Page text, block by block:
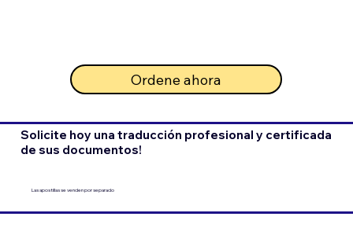
Ordene ahora
Solicite hoy una traducción profesional y certificada
de sus documentos!
Las apostillas se venden por separado